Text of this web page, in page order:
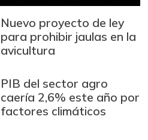
Nuevo proyecto de ley
para prohibir jaulas en la
avicultura
PIB del sector agro
caería 2,6% este año por
factores climáticos